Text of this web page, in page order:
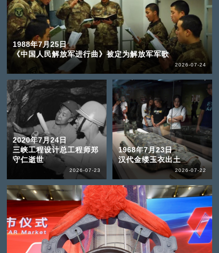
1988年7月25日
《中国人民解放军进行曲》被定为解放军军歌
2026-07-24
2020年7月24日
三峡工程设计总工程师郑
守仁逝世
2026-07-23
1968年7月23日
汉代金缕玉衣出土
2026-07-22